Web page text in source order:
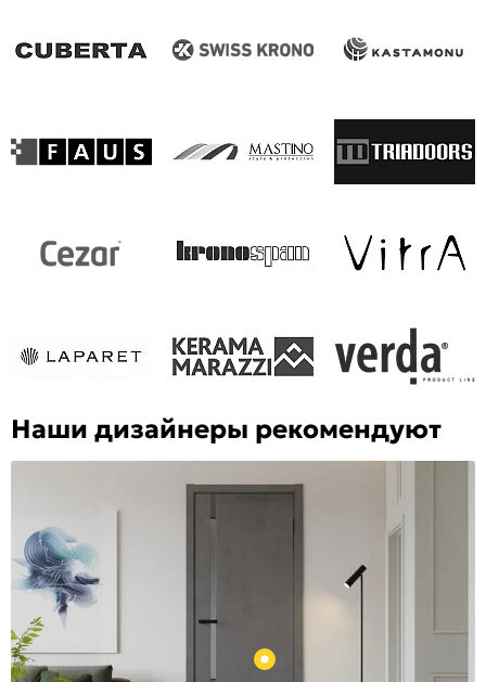
Наши дизайнеры рекомендуют